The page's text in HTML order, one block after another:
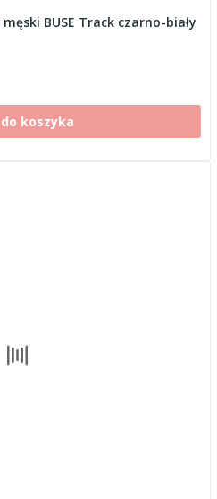
BUSE Track czarno-biały
koszyka